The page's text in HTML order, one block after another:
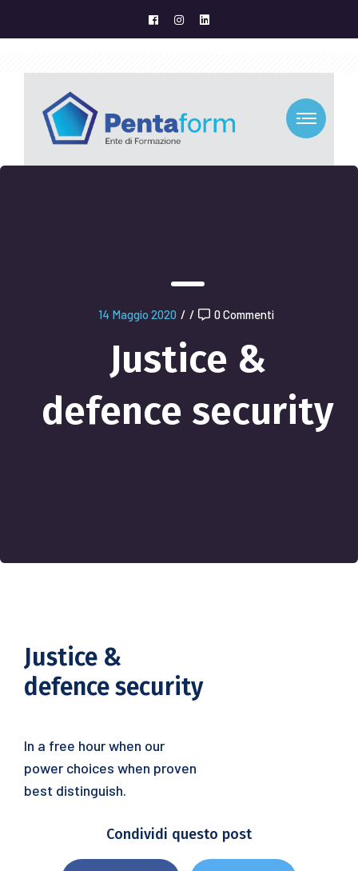
14 Maggio 2020 / / 0 Commenti
Justice &
defence security
Justice &
defence security
In a free hour when our
power choices when proven
best distinguish.
Condividi questo post